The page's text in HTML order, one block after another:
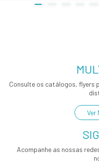
Consulte os catálogos, flyers
Ver
Acompanhe as nossas